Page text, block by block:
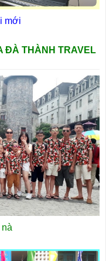
mới
ĐÀ THÀNH TRAVEL